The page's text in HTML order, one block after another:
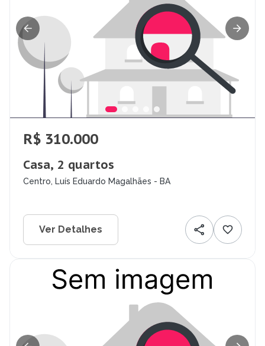
R$ 310.000
Casa, 2 quartos
Centro, Luís Eduardo Magalhães - BA
Ver Detalhes